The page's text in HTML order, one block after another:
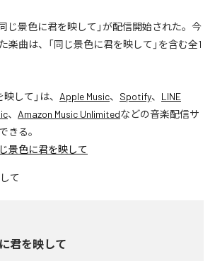
じ景色に君を映して」が配信開始された。今
楽曲は、「同じ景色に君を映して」を含む全1
映して 」は、 Apple Music、 Spotify、 LINE
、 Amazon Music Unlimitedなどの音楽配信サ
きる。
景色に君を映して
君を映して